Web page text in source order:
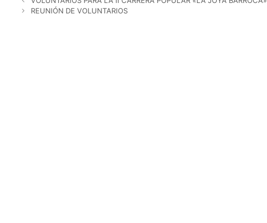
REUNIÓN DE VOLUNTARIOS